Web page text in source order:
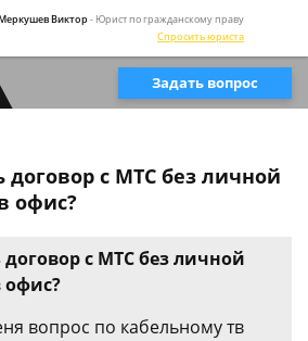
Виктор- Юрист по гражданскому праву
Спросить юриста
Задать вопрос
договор с МТС без личной
офис?
договор с МТС без личной
офис?
вопрос по кабельному тв